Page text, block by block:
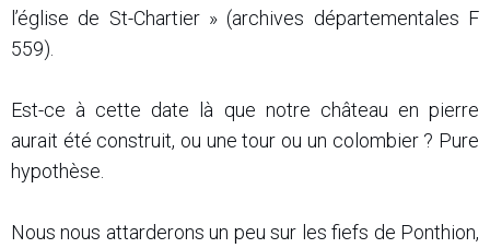
l’église de St-Chartier » (archives départementales F
559).
Est-ce à cette date là que notre château en pierre
aurait été construit, ou une tour ou un colombier ? Pure
hypothèse.
Nous nous attarderons un peu sur les fiefs de Ponthion,